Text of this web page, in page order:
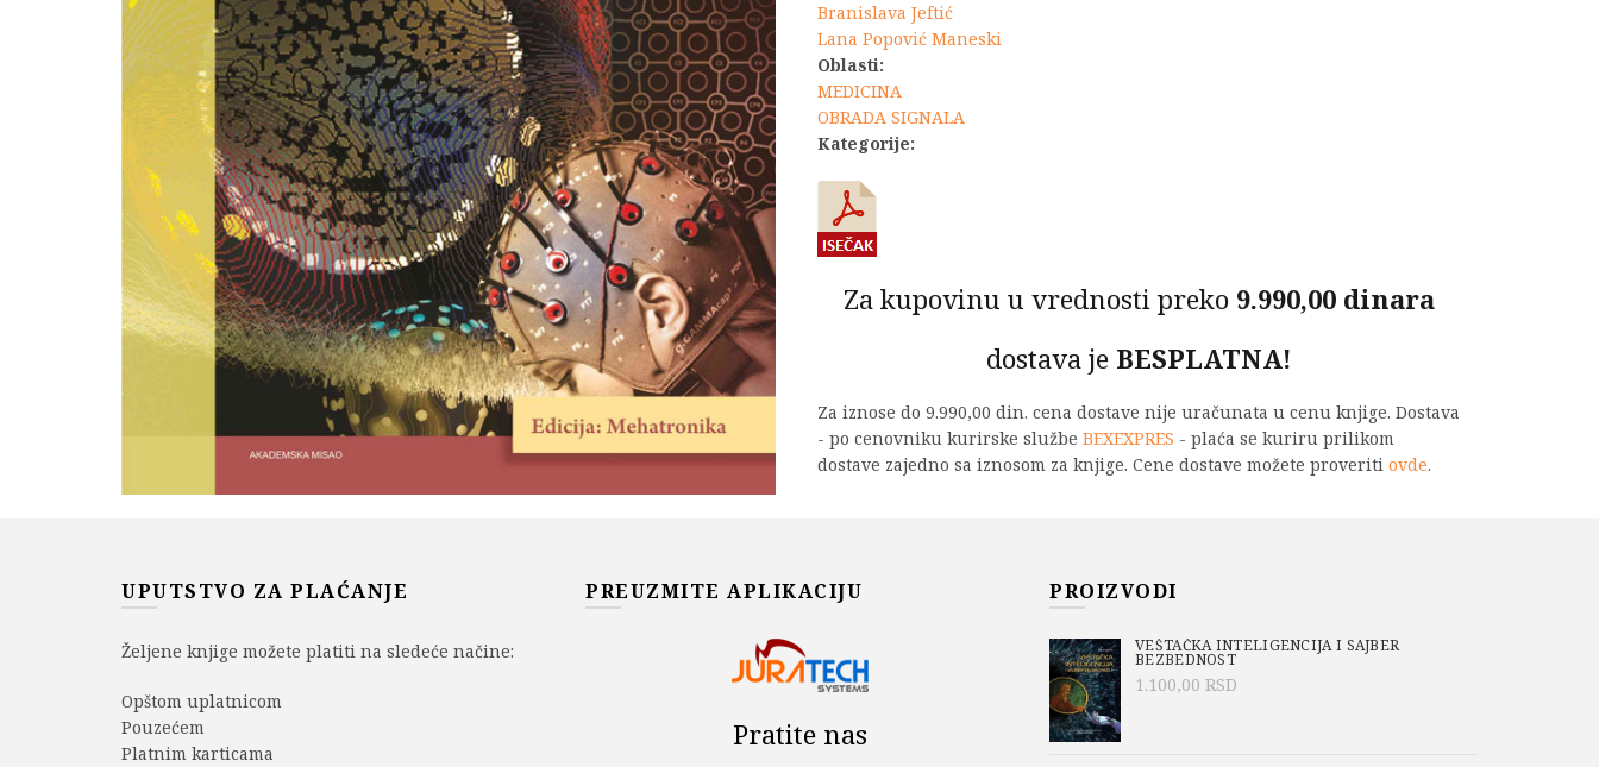
Branislava Jeftić
Lana Popović Maneski
Oblasti:
MEDICINA
OBRADA SIGNALA
Kategorije:
Za kupovinu u vrednosti preko 9.990,00 dinara
dostava je BESPLATNA!
Za iznose do 9.990,00 din. cena dostave nije uračunata u cenu knjige. Dostava
- po cenovniku kurirske službe BEXEXPRES - plaća se kuriru prilikom
dostave zajedno sa iznosom za knjige. Cene dostave možete proveriti ovde.
Add to wishlist
978-86-7466-546-6
Kategorije:
Akademska Misao/Academic Mind , Branislava Jeftić
MEDICINA ,
UPUTSTVO ZA PLAĆANJE
Željene knjige možete platiti na sledeće načine:
Opštom uplatnicom
Pouzećem
Platnim karticama
PREUZMITE APLIKACIJU
Pratite nas
PROIZVODI
VEŠTAČKA INTELIGENCIJA I SAJBER
BEZBEDNOST
1.100,00 RSD